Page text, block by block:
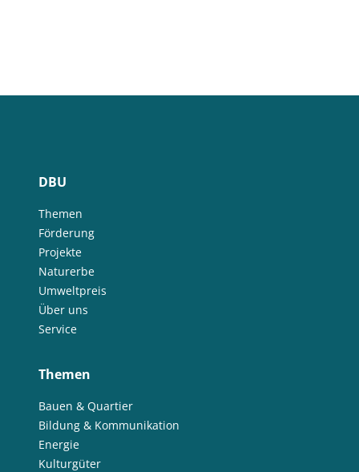
DBU
Themen
Förderung
Projekte
Naturerbe
Umweltpreis
Über uns
Service
Themen
Bauen & Quartier
Bildung & Kommunikation
Energie
Kulturgüter